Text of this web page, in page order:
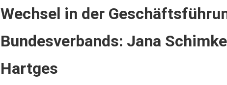
Wechsel in der
Bundesverbands: Jana
Hartges